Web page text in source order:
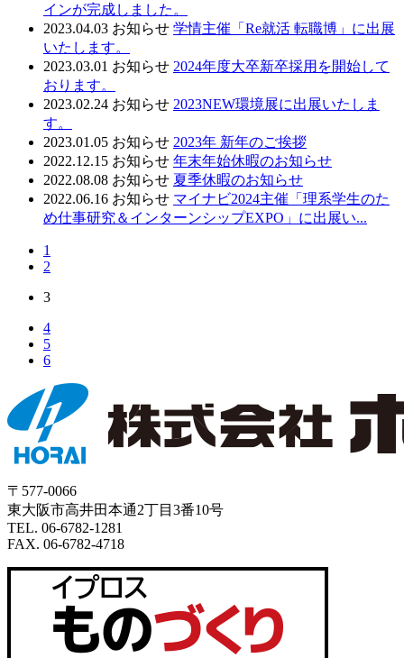
インが完成しました。
2023.04.03 お知らせ 学情主催「Re就活 転職博」に出展
いたします。
2023.03.01 お知らせ 2024年度大卒新卒採用を開始して
おります。
2023.02.24 お知らせ 2023NEW環境展に出展いたしま
す。
2023.01.05 お知らせ 2023年 新年のご挨拶
2022.12.15 お知らせ 年末年始休暇のお知らせ
2022.08.08 お知らせ 夏季休暇のお知らせ
2022.06.16 お知らせ マイナビ2024主催「理系学生のた
め仕事研究＆インターンシップEXPO」に出展い...
1
2
3
4
5
6
〒577-0066
東大阪市高井田本通2丁目3番10号
TEL. 06-6782-1281
FAX. 06-6782-4718